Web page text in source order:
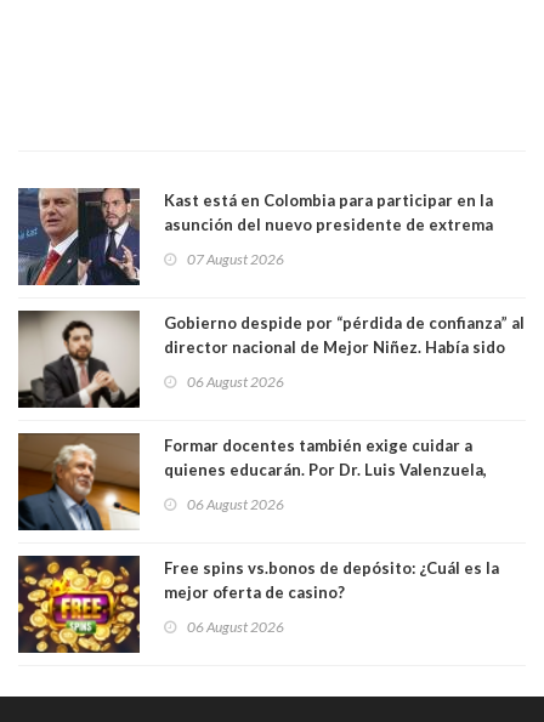
Kast está en Colombia para participar en la
asunción del nuevo presidente de extrema
07 August 2026
Gobierno despide por “pérdida de confianza” al
director nacional de Mejor Niñez. Había sido
06 August 2026
Formar docentes también exige cuidar a
quienes educarán. Por Dr. Luis Valenzuela,
Académicos U. Católica Silva Henríquez
06 August 2026
Free spins vs.bonos de depósito: ¿Cuál es la
mejor oferta de casino?
06 August 2026